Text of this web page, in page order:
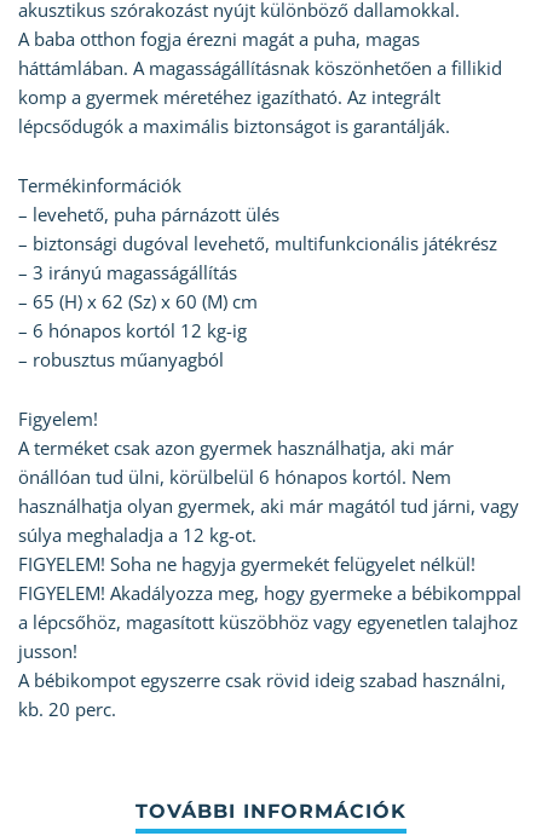
akusztikus szórakozást nyújt különböző dallamokkal.
A baba otthon fogja érezni magát a puha, magas
háttámlában. A magasságállításnak köszönhetően a fillikid
komp a gyermek méretéhez igazítható. Az integrált
lépcsődugók a maximális biztonságot is garantálják.
Termékinformációk
– levehető, puha párnázott ülés
– biztonsági dugóval levehető, multifunkcionális játékrész
– 3 irányú magasságállítás
– 65 (H) x 62 (Sz) x 60 (M) cm
– 6 hónapos kortól 12 kg-ig
– robusztus műanyagból
Figyelem!
A terméket csak azon gyermek használhatja, aki már
önállóan tud ülni, körülbelül 6 hónapos kortól. Nem
használhatja olyan gyermek, aki már magától tud járni, vagy
súlya meghaladja a 12 kg-ot.
FIGYELEM! Soha ne hagyja gyermekét felügyelet nélkül!
FIGYELEM! Akadályozza meg, hogy gyermeke a bébikomppal
a lépcsőhöz, magasított küszöbhöz vagy egyenetlen talajhoz
jusson!
A bébikompot egyszerre csak rövid ideig szabad használni,
kb. 20 perc.